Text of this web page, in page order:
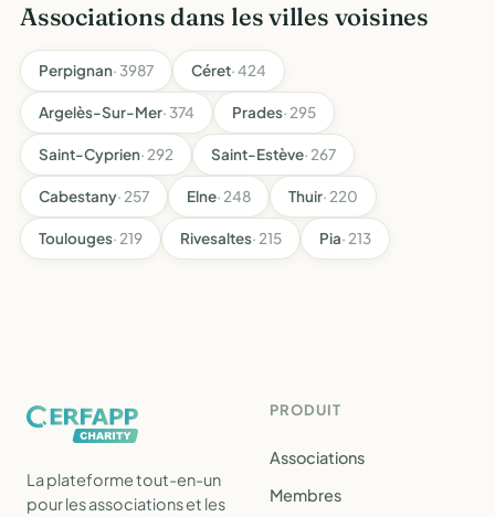
Associations dans les villes voisines
Perpignan· 3987 Céret· 424
Argelès-Sur-Mer· 374 Prades· 295
Saint-Cyprien· 292 Saint-Estève· 267
Cabestany· 257 Elne· 248 Thuir· 220
Toulouges· 219 Rivesaltes· 215 Pia· 213
La plateforme tout-en-un
pour les associations et les
PRODUIT
Associations
Membres